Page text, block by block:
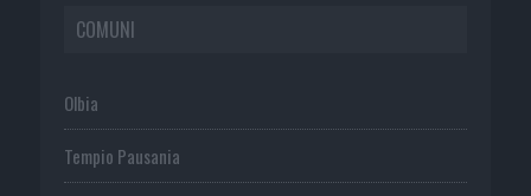
COMUNI
Olbia
Tempio Pausania